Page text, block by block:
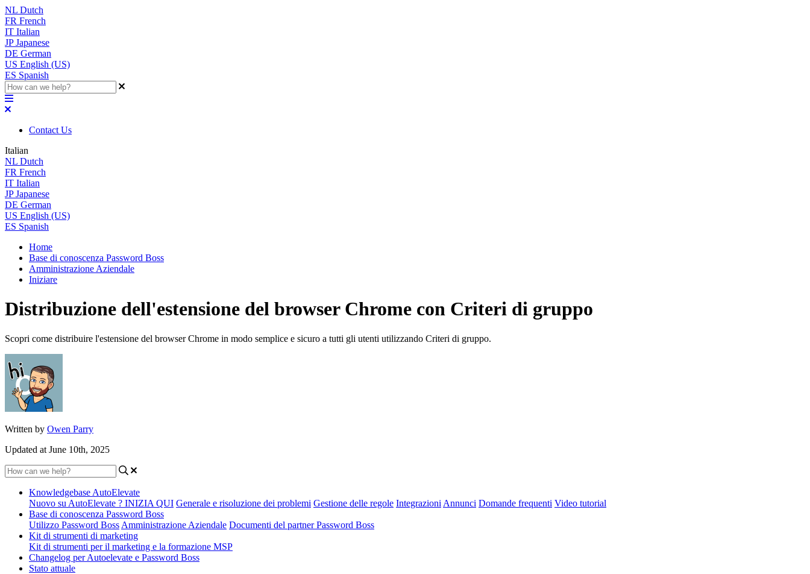
NL Dutch
FR French
IT Italian
JP Japanese
DE German
US English (US)
ES Spanish
Contact Us
Italian
NL Dutch
FR French
IT Italian
JP Japanese
DE German
US English (US)
ES Spanish
Home
Base di conoscenza Password Boss
Amministrazione Aziendale
Iniziare
Distribuzione dell'estensione del browser Chrome con Criteri di gruppo
Scopri come distribuire l'estensione del browser Chrome in modo semplice e sicuro a tutti gli utenti utilizzando Criteri di gruppo.
Written by Owen Parry
Updated at June 10th, 2025
Knowledgebase AutoElevate
Nuovo su AutoElevate ? INIZIA QUI Generale e risoluzione dei problemi Gestione delle regole Integrazioni Annunci Domande frequenti Video tutorial
Base di conoscenza Password Boss
Utilizzo Password Boss Amministrazione Aziendale Documenti del partner Password Boss
Kit di strumenti di marketing
Kit di strumenti per il marketing e la formazione MSP
Changelog per Autoelevate e Password Boss
Stato attuale